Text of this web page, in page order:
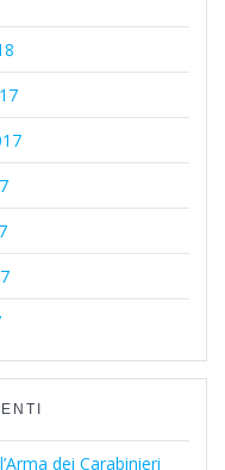
dei Carabinieri